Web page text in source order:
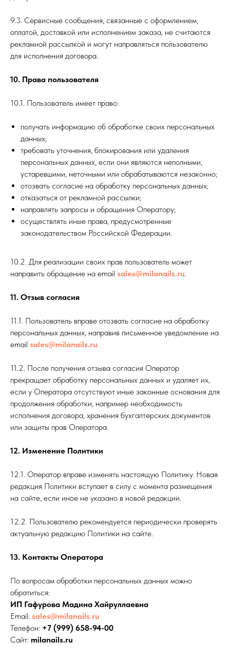
9.3. Сервисные сообщения, связанные с оформлением,
оплатой, доставкой или исполнением заказа, не считаются
рекламной рассылкой и могут направляться пользователю
для исполнения договора.
10. Права пользователя
10.1. Пользователь имеет право:
получать информацию об обработке своих персональных
данных;
требовать уточнения, блокирования или удаления
персональных данных, если они являются неполными,
устаревшими, неточными или обрабатываются незаконно;
отозвать согласие на обработку персональных данных;
отказаться от рекламной рассылки;
направлять запросы и обращения Оператору;
осуществлять иные права, предусмотренные
законодательством Российской Федерации.
10.2. Для реализации своих прав пользователь может
направить обращение на email sales@milanails.ru.
11. Отзыв согласия
11.1. Пользователь вправе отозвать согласие на обработку
персональных данных, направив письменное уведомление на
email sales@milanails.ru.
11.2. После получения отзыва согласия Оператор
прекращает обработку персональных данных и удаляет их,
если у Оператора отсутствуют иные законные основания для
продолжения обработки, например необходимость
исполнения договора, хранения бухгалтерских документов
или защиты прав Оператора.
12. Изменение Политики
12.1. Оператор вправе изменять настоящую Политику. Новая
редакция Политики вступает в силу с момента размещения
на сайте, если иное не указано в новой редакции.
12.2. Пользователю рекомендуется периодически проверять
актуальную редакцию Политики на сайте.
13. Контакты Оператора
По вопросам обработки персональных данных можно
обратиться:
ИП Гафурова Мадина Хайруллаевна
Email: sales@milanails.ru
Телефон: +7 (999) 658-94-00
Сайт: milanails.ru